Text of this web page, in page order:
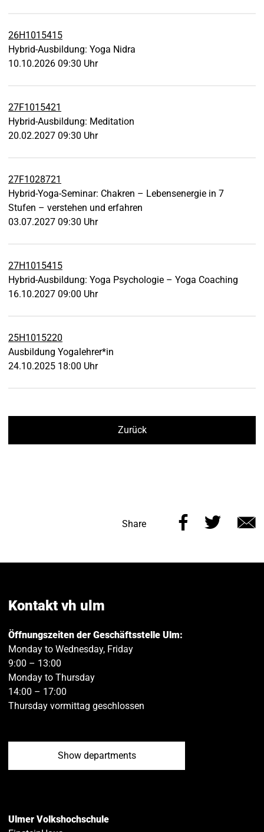
26H1015415
Hybrid-Ausbildung: Yoga Nidra
10.10.2026 09:30 Uhr
27F1015421
Hybrid-Ausbildung: Meditation
20.02.2027 09:30 Uhr
27F1028721
Hybrid-Yoga-Seminar: Chakren – Lebensenergie in 7
Stufen – verstehen und erfahren
03.07.2027 09:30 Uhr
27H1015415
Hybrid-Ausbildung: Yoga Psychologie – Yoga Coaching
16.10.2027 09:00 Uhr
25H1015220
Ausbildung Yogalehrer*in
24.10.2025 18:00 Uhr
Zurück
Share
Share
page
Share
page
Kontakt vh ulm
Öffnungszeiten der Geschäftsstelle Ulm:
Monday to Wednesday, Friday
9:00 – 13:00
Monday to Thursday
14:00 – 17:00
Thursday vormittag geschlossen
Show departments
Ulmer Volkshochschule